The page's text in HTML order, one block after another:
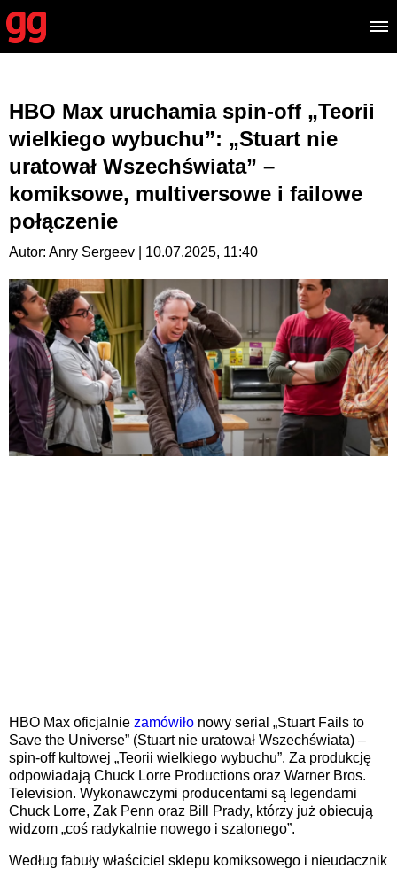
HBO Max uruchamia spin-off „Teorii
wielkiego wybuchu”: „Stuart nie
uratował Wszechświata” –
komiksowe, multiversowe i failowe
połączenie
Autor: Anry Sergeev | 10.07.2025, 11:40
HBO Max oficjalnie zamówiło nowy serial „Stuart Fails to
Save the Universe” (Stuart nie uratował Wszechświata) –
spin-off kultowej „Teorii wielkiego wybuchu”. Za produkcję
odpowiadają Chuck Lorre Productions oraz Warner Bros.
Television. Wykonawczymi producentami są legendarni
Chuck Lorre, Zak Penn oraz Bill Prady, którzy już obiecują
widzom „coś radykalnie nowego i szalonego”.
Według fabuły właściciel sklepu komiksowego i nieudacznik